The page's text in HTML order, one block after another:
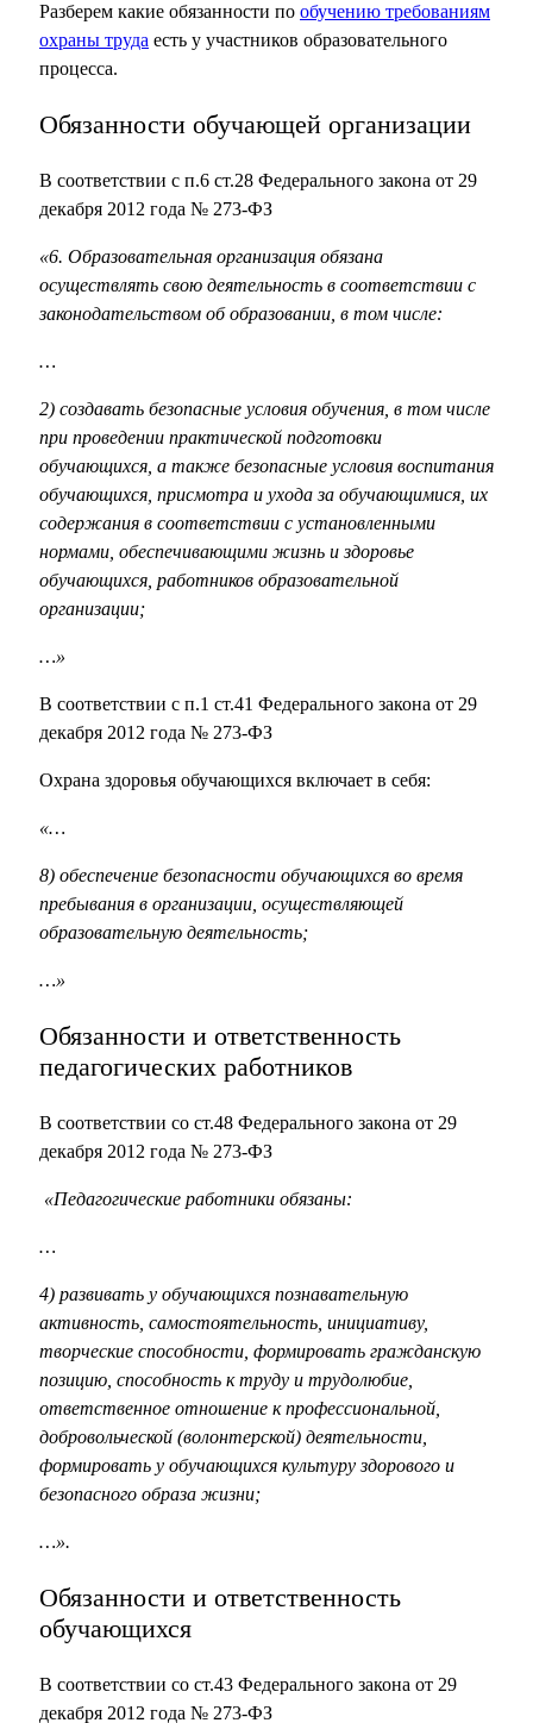
Разберем какие обязанности по обучению требованиям
охраны труда есть у участников образовательного
процесса.
Обязанности обучающей организации
В соответствии с п.6 ст.28 Федерального закона от 29
декабря 2012 года № 273-ФЗ
«6. Образовательная организация обязана
осуществлять свою деятельность в соответствии с
законодательством об образовании, в том числе:
…
2) создавать безопасные условия обучения, в том числе
при проведении практической подготовки
обучающихся, а также безопасные условия воспитания
обучающихся, присмотра и ухода за обучающимися, их
содержания в соответствии с установленными
нормами, обеспечивающими жизнь и здоровье
обучающихся, работников образовательной
организации;
…»
В соответствии с п.1 ст.41 Федерального закона от 29
декабря 2012 года № 273-ФЗ
Охрана здоровья обучающихся включает в себя:
«…
8) обеспечение безопасности обучающихся во время
пребывания в организации, осуществляющей
образовательную деятельность;
…»
Обязанности и ответственность
педагогических работников
В соответствии со ст.48 Федерального закона от 29
декабря 2012 года № 273-ФЗ
«Педагогические работники обязаны:
…
4) развивать у обучающихся познавательную
активность, самостоятельность, инициативу,
творческие способности, формировать гражданскую
позицию, способность к труду и трудолюбие,
ответственное отношение к профессиональной,
добровольческой (волонтерской) деятельности,
формировать у обучающихся культуру здорового и
безопасного образа жизни;
…».
Обязанности и ответственность
обучающихся
В соответствии со ст.43 Федерального закона от 29
декабря 2012 года № 273-ФЗ